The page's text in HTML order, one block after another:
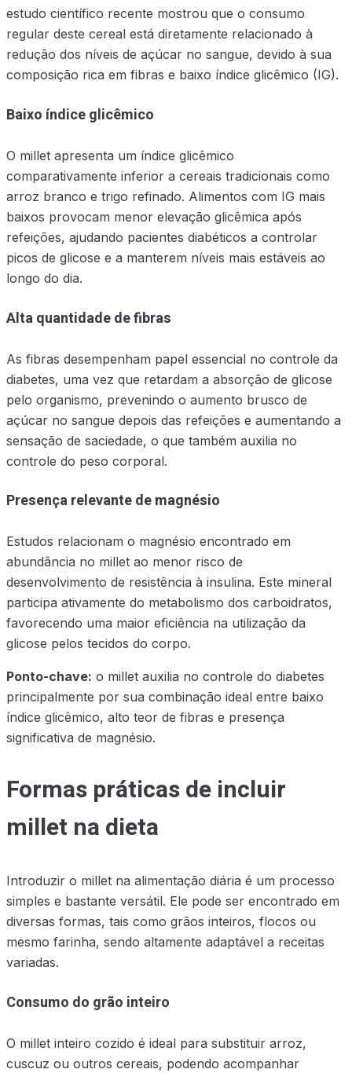
estudo científico recente mostrou que o consumo
regular deste cereal está diretamente relacionado à
redução dos níveis de açúcar no sangue, devido à sua
composição rica em fibras e baixo índice glicêmico (IG).
Baixo índice glicêmico
O millet apresenta um índice glicêmico
comparativamente inferior a cereais tradicionais como
arroz branco e trigo refinado. Alimentos com IG mais
baixos provocam menor elevação glicêmica após
refeições, ajudando pacientes diabéticos a controlar
picos de glicose e a manterem níveis mais estáveis ao
longo do dia.
Alta quantidade de fibras
As fibras desempenham papel essencial no controle da
diabetes, uma vez que retardam a absorção de glicose
pelo organismo, prevenindo o aumento brusco de
açúcar no sangue depois das refeições e aumentando a
sensação de saciedade, o que também auxilia no
controle do peso corporal.
Presença relevante de magnésio
Estudos relacionam o magnésio encontrado em
abundância no millet ao menor risco de
desenvolvimento de resistência à insulina. Este mineral
participa ativamente do metabolismo dos carboidratos,
favorecendo uma maior eficiência na utilização da
glicose pelos tecidos do corpo.
Ponto-chave: o millet auxilia no controle do diabetes
principalmente por sua combinação ideal entre baixo
índice glicêmico, alto teor de fibras e presença
significativa de magnésio.
Formas práticas de incluir
millet na dieta
Introduzir o millet na alimentação diária é um processo
simples e bastante versátil. Ele pode ser encontrado em
diversas formas, tais como grãos inteiros, flocos ou
mesmo farinha, sendo altamente adaptável a receitas
variadas.
Consumo do grão inteiro
O millet inteiro cozido é ideal para substituir arroz,
cuscuz ou outros cereais, podendo acompanhar